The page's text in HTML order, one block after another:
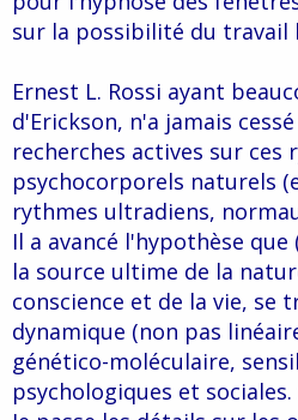
sur la possibilité du travail
Ernest L. Rossi ayant
d'Erickson, n'a jamais
recherches actives sur ces
psychocorporels naturels
rythmes ultradiens,
Il a avancé l'hypothèse
la source ultime de la
conscience et de la vie, se
dynamique (non pas
génético-moléculaire,
psychologiques et sociales.